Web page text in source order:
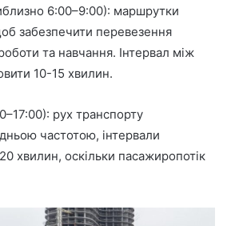
6:00–9:00): маршрутки
забезпечити перевезення
та навчання. Інтервал між
10-15 хвилин.
рух транспорту
частотою, інтервали
хвилин, оскільки пасажиропотік